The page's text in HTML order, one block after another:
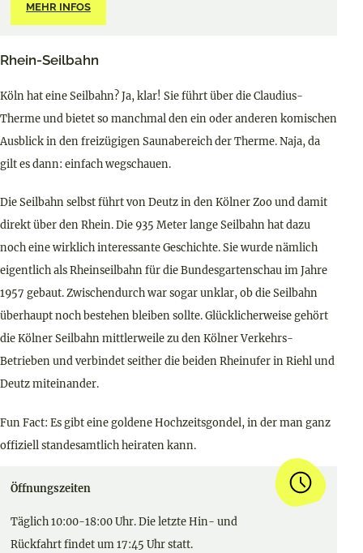
MEHR INFOS
Rhein-Seilbahn
Köln hat eine Seilbahn? Ja, klar! Sie führt über die Claudius-
Therme und bietet so manchmal den ein oder anderen komischen
Ausblick in den freizügigen Saunabereich der Therme. Naja, da
gilt es dann: einfach wegschauen.
Die Seilbahn selbst führt von Deutz in den Kölner Zoo und damit
direkt über den Rhein. Die 935 Meter lange Seilbahn hat dazu
noch eine wirklich interessante Geschichte. Sie wurde nämlich
eigentlich als Rheinseilbahn für die Bundesgartenschau im Jahre
1957 gebaut. Zwischendurch war sogar unklar, ob die Seilbahn
überhaupt noch bestehen bleiben sollte. Glücklicherweise gehört
die Kölner Seilbahn mittlerweile zu den Kölner Verkehrs-
Betrieben und verbindet seither die beiden Rheinufer in Riehl und
Deutz miteinander.
Fun Fact: Es gibt eine goldene Hochzeitsgondel, in der man ganz
offiziell standesamtlich heiraten kann.
Öffnungszeiten
Täglich 10:00-18:00 Uhr. Die letzte Hin- und
Rückfahrt findet um 17:45 Uhr statt.